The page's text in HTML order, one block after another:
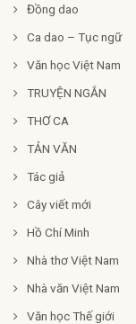
Đồng dao
Ca dao – Tục ngữ
Văn học Việt Nam
TRUYỆN NGẮN
THƠ CA
TẢN VĂN
Tác giả
Cây viết mới
Hồ Chí Minh
Nhà thơ Việt Nam
Nhà văn Việt Nam
Văn học Thế giới